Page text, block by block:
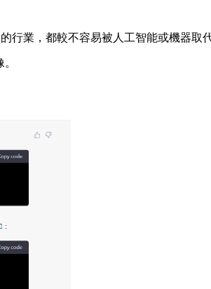
行業，都較不容易被人工智能或機器